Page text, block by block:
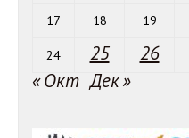
17 18 19
24 25 26
« Окт Дек »